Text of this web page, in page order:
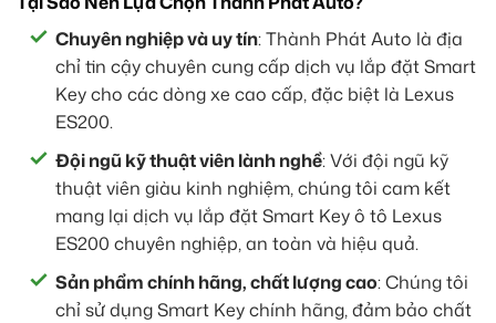
Chuyên nghiệp và uy tín: Thành Phát Auto là địa
chỉ tin cậy chuyên cung cấp dịch vụ lắp đặt Smart
Key cho các dòng xe cao cấp, đặc biệt là Lexus
ES200.
Đội ngũ kỹ thuật viên lành nghề: Với đội ngũ kỹ
thuật viên giàu kinh nghiệm, chúng tôi cam kết
mang lại dịch vụ lắp đặt Smart Key ô tô Lexus
ES200 chuyên nghiệp, an toàn và hiệu quả.
Sản phẩm chính hãng, chất lượng cao: Chúng tôi
chỉ sử dụng Smart Key chính hãng, đảm bảo chất